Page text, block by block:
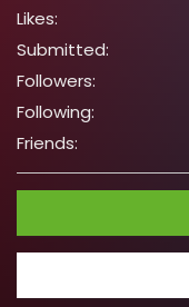
Likes:
Submitted:
Followers:
Following:
Friends: